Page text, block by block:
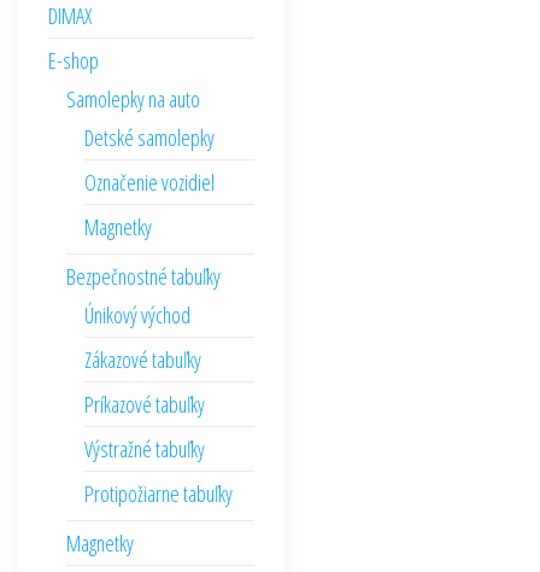
DIMAX
E-shop
Samolepky na auto
Detské samolepky
Označenie vozidiel
Magnetky
Bezpečnostné tabuľky
Únikový východ
Zákazové tabuľky
Príkazové tabuľky
Výstražné tabuľky
Protipožiarne tabuľky
Magnetky